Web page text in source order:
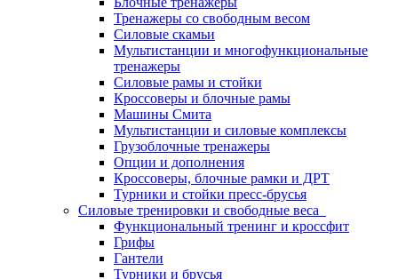
Тренажеры со свободным весом
Силовые скамьи
Мультистанции и многофункциональные
тренажеры
Силовые рамы и стойки
Кроссоверы и блочные рамы
Машины Смита
Мультистанции и силовые комплексы
Грузоблочные тренажеры
Опции и дополнения
Кроссоверы, блочные рамки и ДРТ
Турники и стойки пресс-брусья
Силовые тренировки и свободные веса
Функциональный тренинг и кроссфит
Грифы
Гантели
Турники и брусья